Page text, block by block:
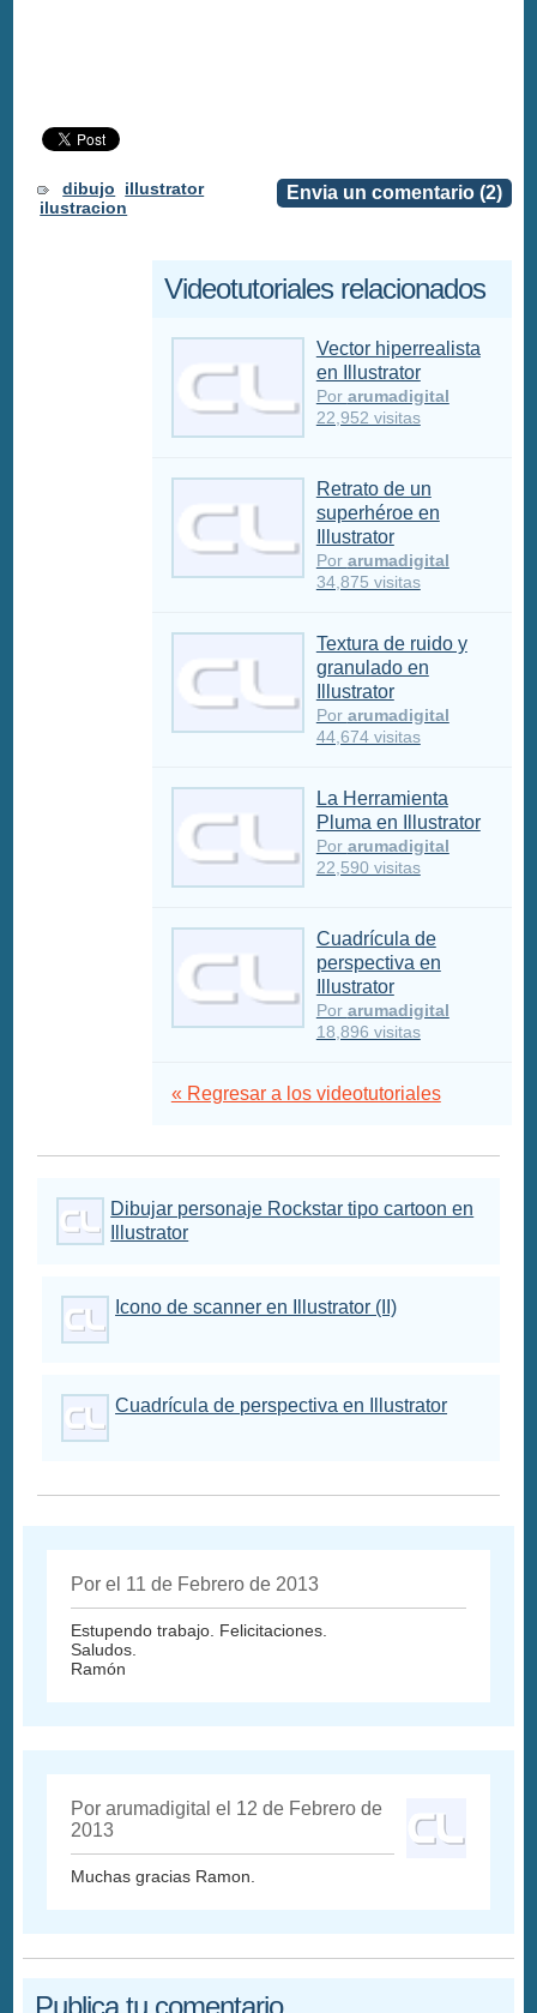
Envia un comentario (2)
dibujo
illustrator
ilustracion
Videotutoriales relacionados
Vector hiperrealista
en Illustrator
Por arumadigital
22,952 visitas
Retrato de un
superhéroe en
Illustrator
Por arumadigital
34,875 visitas
Textura de ruido y
granulado en
Illustrator
Por arumadigital
44,674 visitas
La Herramienta
Pluma en Illustrator
Por arumadigital
22,590 visitas
Cuadrícula de
perspectiva en
Illustrator
Por arumadigital
18,896 visitas
« Regresar a los videotutoriales
Dibujar personaje Rockstar tipo cartoon en
Illustrator
Icono de scanner en Illustrator (II)
Cuadrícula de perspectiva en Illustrator
Por el 11 de Febrero de 2013
Estupendo trabajo. Felicitaciones.
Saludos.
Ramón
Por arumadigital el 12 de Febrero de
2013
Muchas gracias Ramon.
Publica tu comentario